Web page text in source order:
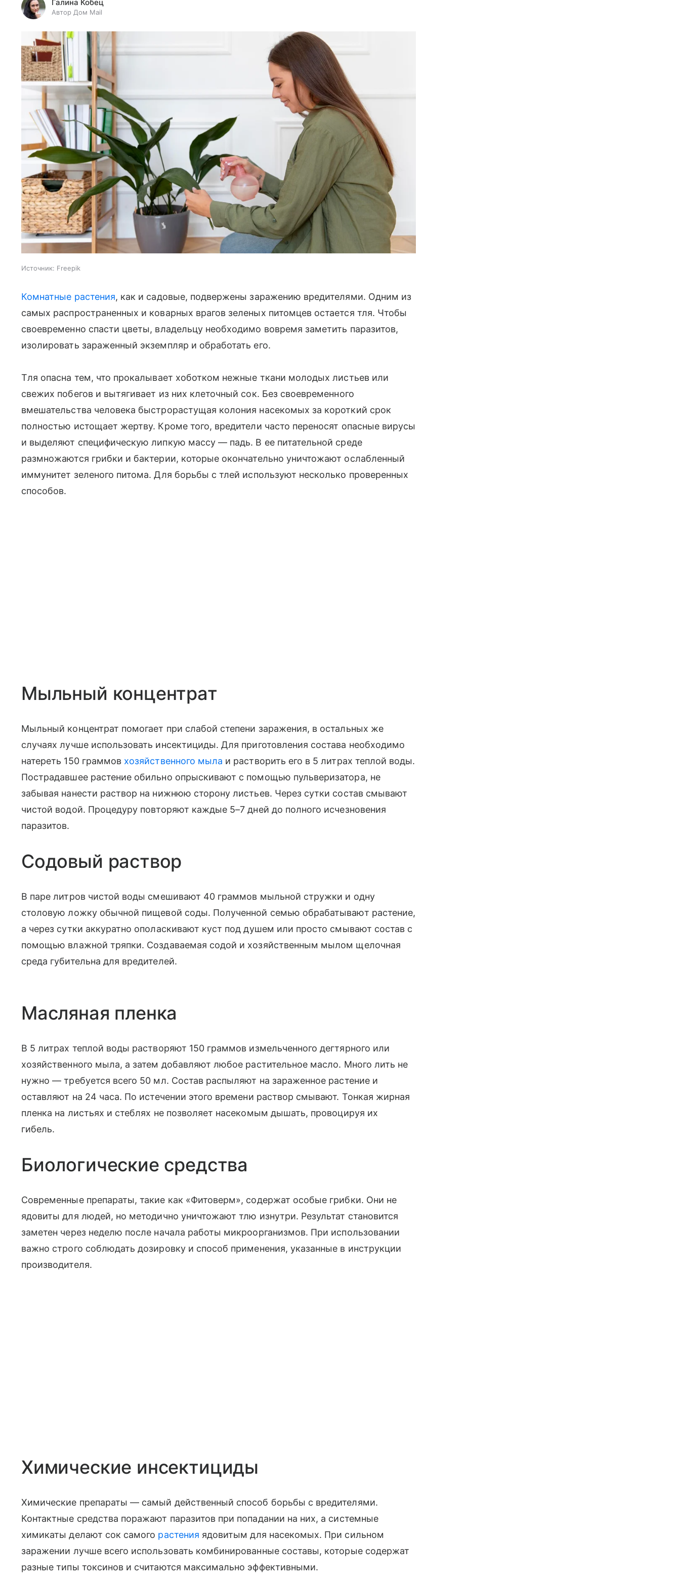
Галина Кобец
Автор Дом Mail
Источник: Freepik
Комнатные растения, как и садовые, подвержены заражению вредителями. Одним из
самых распространенных и коварных врагов зеленых питомцев остается тля. Чтобы
своевременно спасти цветы, владельцу необходимо вовремя заметить паразитов,
изолировать зараженный экземпляр и обработать его.
Тля опасна тем, что прокалывает хоботком нежные ткани молодых листьев или
свежих побегов и вытягивает из них клеточный сок. Без своевременного
вмешательства человека быстрорастущая колония насекомых за короткий срок
полностью истощает жертву. Кроме того, вредители часто переносят опасные вирусы
и выделяют специфическую липкую массу — падь. В ее питательной среде
размножаются грибки и бактерии, которые окончательно уничтожают ослабленный
иммунитет зеленого питома. Для борьбы с тлей используют несколько проверенных
способов.
Мыльный концентрат
Мыльный концентрат помогает при слабой степени заражения, в остальных же
случаях лучше использовать инсектициды. Для приготовления состава необходимо
натереть 150 граммов хозяйственного мыла и растворить его в 5 литрах теплой воды.
Пострадавшее растение обильно опрыскивают с помощью пульверизатора, не
забывая нанести раствор на нижнюю сторону листьев. Через сутки состав смывают
чистой водой. Процедуру повторяют каждые 5–7 дней до полного исчезновения
паразитов.
Содовый раствор
В паре литров чистой воды смешивают 40 граммов мыльной стружки и одну
столовую ложку обычной пищевой соды. Полученной семью обрабатывают растение,
а через сутки аккуратно ополаскивают куст под душем или просто смывают состав с
помощью влажной тряпки. Создаваемая содой и хозяйственным мылом щелочная
среда губительна для вредителей.
Масляная пленка
В 5 литрах теплой воды растворяют 150 граммов измельченного дегтярного или
хозяйственного мыла, а затем добавляют любое растительное масло. Много лить не
нужно — требуется всего 50 мл. Состав распыляют на зараженное растение и
оставляют на 24 часа. По истечении этого времени раствор смывают. Тонкая жирная
пленка на листьях и стеблях не позволяет насекомым дышать, провоцируя их
гибель.
Биологические средства
Современные препараты, такие как «Фитоверм», содержат особые грибки. Они не
ядовиты для людей, но методично уничтожают тлю изнутри. Результат становится
заметен через неделю после начала работы микроорганизмов. При использовании
важно строго соблюдать дозировку и способ применения, указанные в инструкции
производителя.
Химические инсектициды
Химические препараты — самый действенный способ борьбы с вредителями.
Контактные средства поражают паразитов при попадании на них, а системные
химикаты делают сок самого растения ядовитым для насекомых. При сильном
заражении лучше всего использовать комбинированные составы, которые содержат
разные типы токсинов и считаются максимально эффективными.